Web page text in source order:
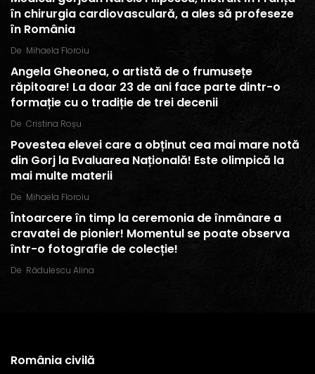
în chirurgia cardiovasculară, a ales să profeseze
în România
De Mihaela Floroiu
Angela Gheonea, o artistă de o frumusețe
răpitoare! La doar 23 de ani face parte dintr-o
formație cu o tradiție de trei decenii
De Cristina Roșu
Povestea elevei care a obținut cea mai mare notă
din Gorj la Evaluarea Națională! Este olimpică la
mai multe materii
De Mihaela Floroiu
Întoarcere în timp la ceremonia de înmânare a
cravatei de pionier! Momentul se poate observa
într-o fotografie de colecție!
De Rădulescu Alina
România civilă